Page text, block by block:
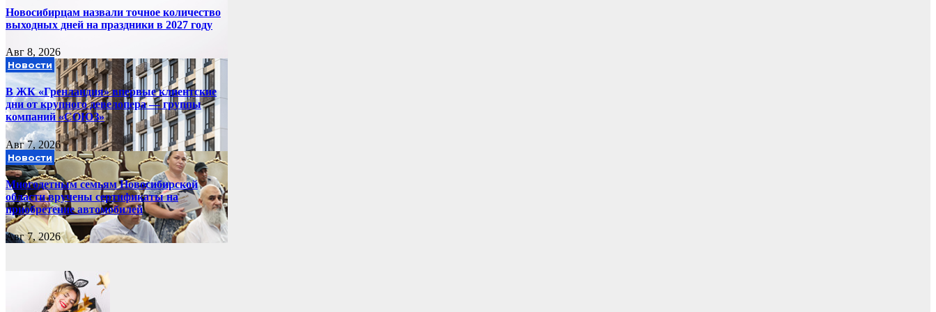
Новосибирцам назвали точное количество
выходных дней на праздники в 2027 году
Авг 8, 2026
Новости
В ЖК «Гренландия» впервые клиентские
дни от крупного девелопера — группы
компаний «СОЮЗ»
Авг 7, 2026
Новости
Многодетным семьям Новосибирской
области вручены сертификаты на
приобретение автомобилей
Авг 7, 2026